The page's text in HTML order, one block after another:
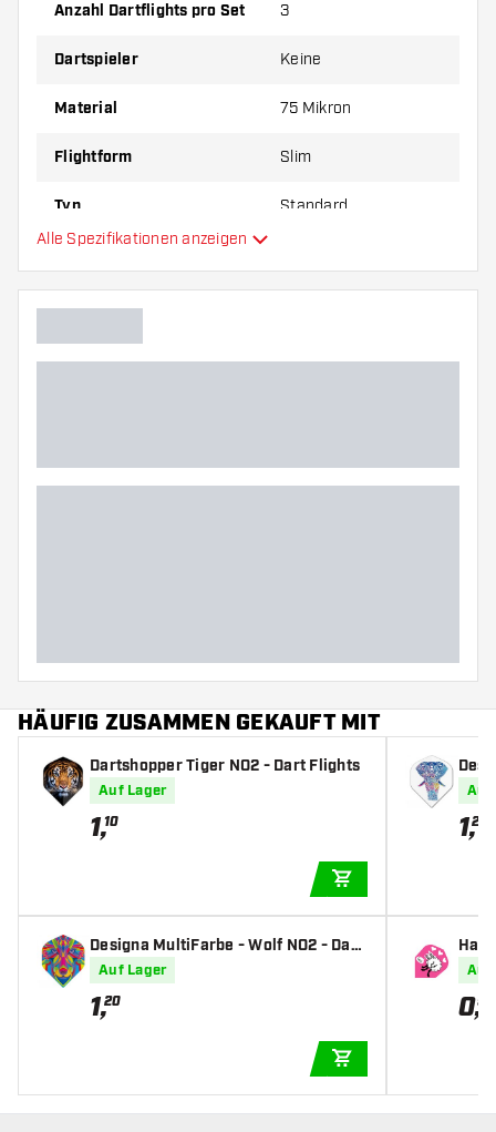
Probieren Sie eine andere Form, ein anderes
um herauszufinden, welche Variante am besten
zu Ihnen passt!
Anzahl Dartflights pro Set 3
Dartspieler Keine
Material 75 Mikron
Flightform Slim
Typ Standard
Hauptfarbe
Alle Spezifikationen anzeigen
HÄUFIG ZUSAMMEN GEKAUFT MIT
Dartshopper Tiger NO2 - Dart Flights
Auf Lager
1,10
Designa MultiFarbe - Wolf NO2 - Dart
Flights
Auf Lager
1,20
Auf
1,20
Auf
0,95